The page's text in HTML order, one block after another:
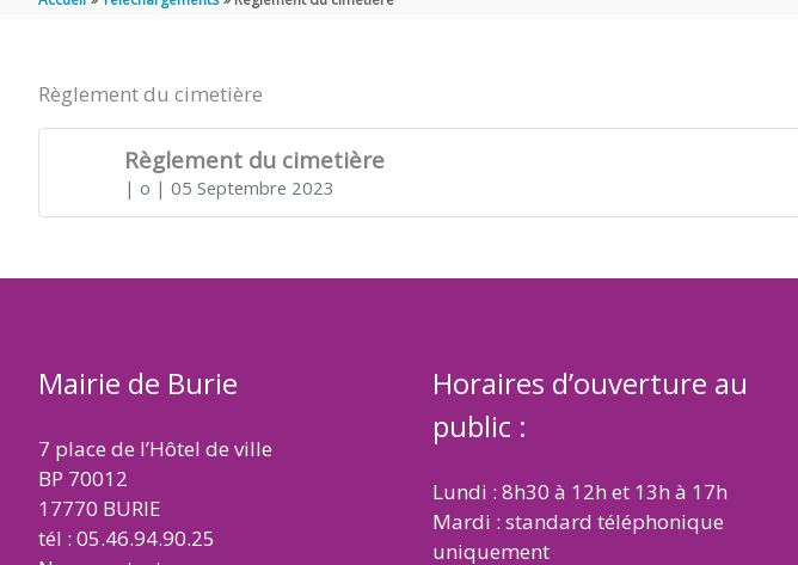
Règlement du cimetière
Règlement du cimetière
| o | 05 Septembre 2023
Mairie de Burie
7 place de l’Hôtel de ville
BP 70012
17770 BURIE
tél : 05.46.94.90.25
Horaires d’ouverture au
public :
Lundi : 8h30 à 12h et 13h à 17h
Mardi : standard téléphonique
uniquement